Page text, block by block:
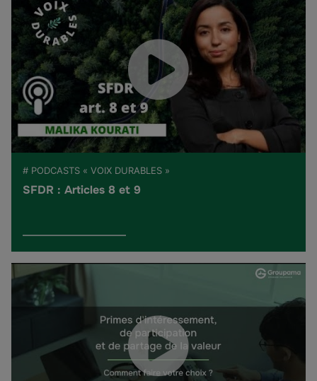
# PODCASTS « VOIX DURABLES »
SFDR : Articles 8 et 9